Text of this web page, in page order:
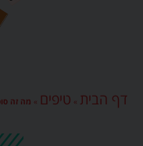
דף הבית » טיפים » מה זה